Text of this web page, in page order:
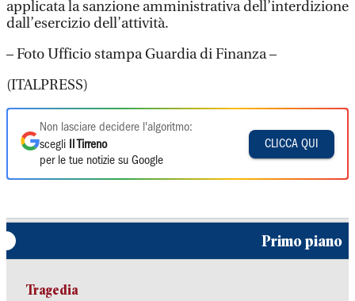
applicata la sanzione amministrativa dell’interdizione
dall’esercizio dell’attività.
– Foto Ufficio stampa Guardia di Finanza –
(ITALPRESS)
Non lasciare decidere l'algoritmo:
scegli
Il Tirreno
per le tue notizie su Google
CLICCA QUI
Primo piano
Tragedia